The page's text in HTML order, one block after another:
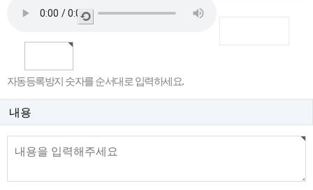
새
자동등록방지 숫자를 순서대로 입력하세요.
내용